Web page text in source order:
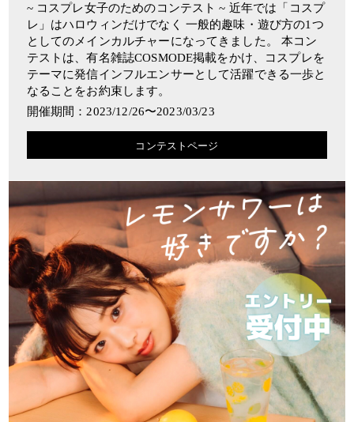
~ コスプレ女子のためのコンテスト ~ 近年では「コスプ
レ」はハロウィンだけでなく 一般的趣味・遊び方の1つ
としてのメインカルチャーになってきました。 本コン
テストは、有名雑誌COSMODE掲載をかけ、コスプレを
テーマに発信インフルエンサーとして活躍できる一歩と
なることをお約束します。
開催期間：2023/12/26〜2023/03/23
コンテストページ